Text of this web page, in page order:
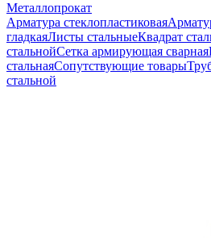
Металлопрокат
Арматура стеклопластиковая
гладкаяЛисты стальныеКвадрат
стальнойСетка армирующая сварная
стальнаяСопутствующие товары
стальной